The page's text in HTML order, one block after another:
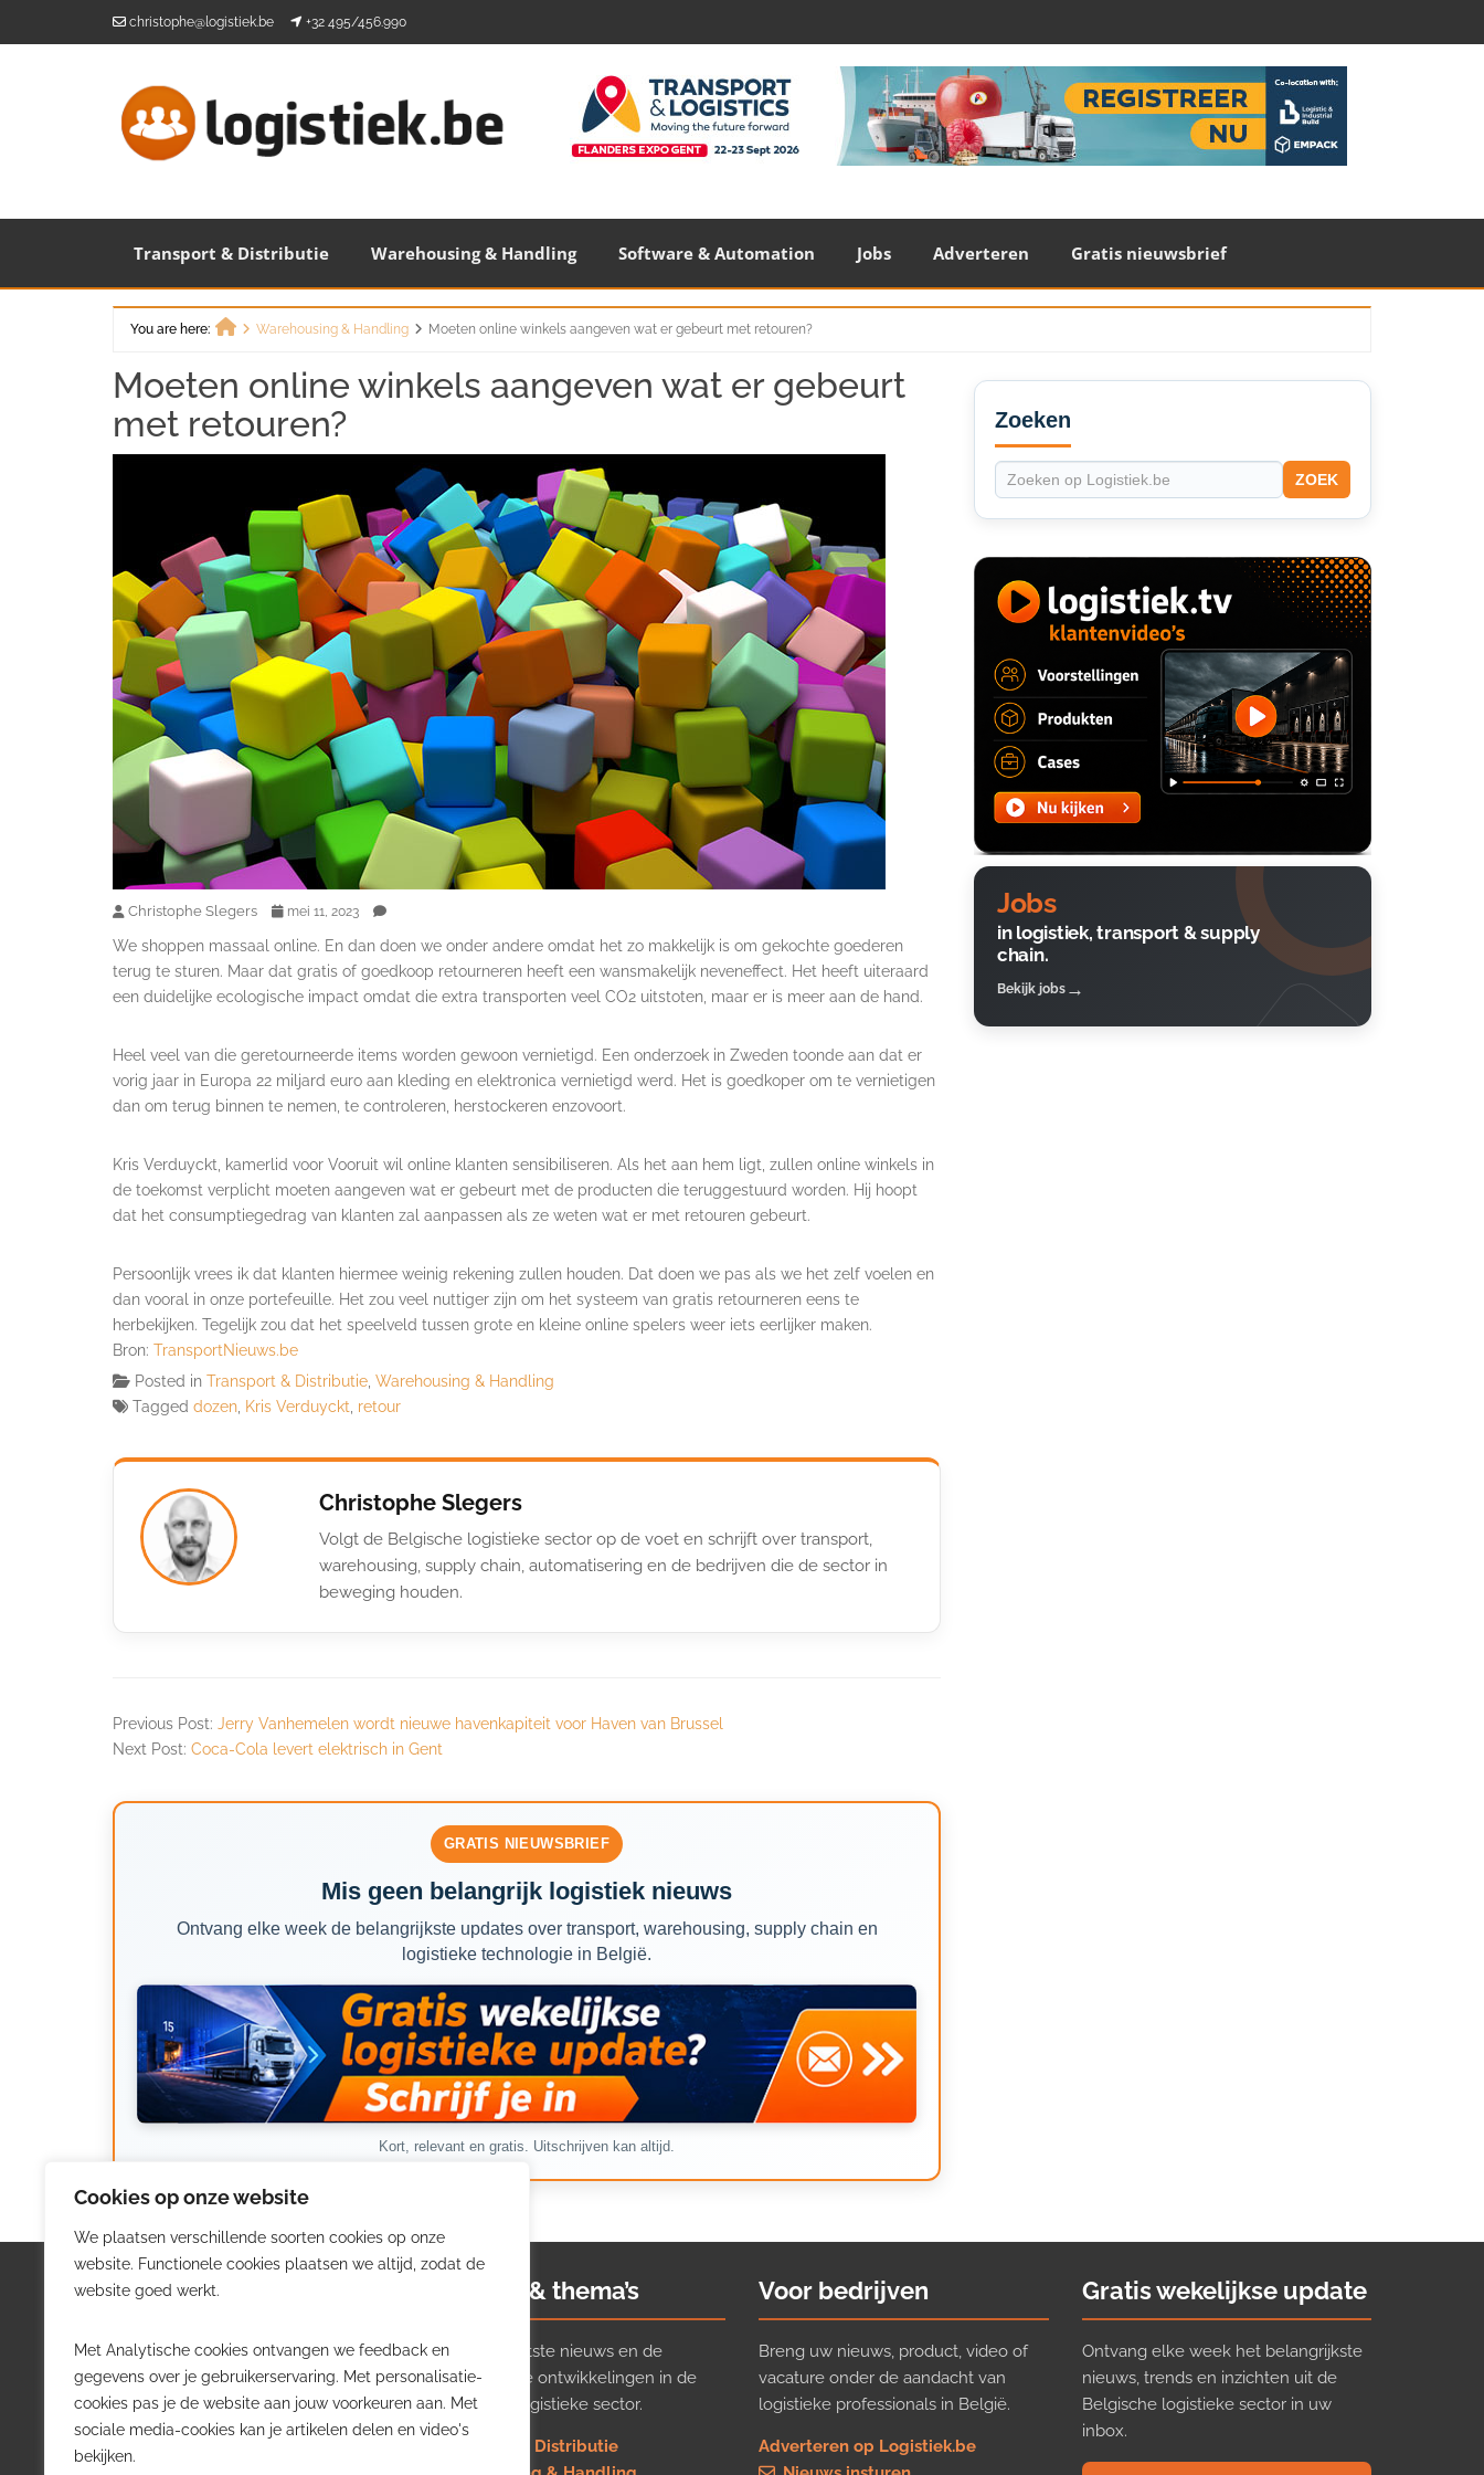
Cookies op onze website
We plaatsen verschillende soorten cookies op onze
website. Functionele cookies plaatsen we altijd, zodat de
website goed werkt.
Met Analytische cookies ontvangen we feedback en
gegevens over je gebruikerservaring. Met personalisatie-
cookies pas je de website aan jouw voorkeuren aan. Met
sociale media-cookies kan je artikelen delen en video's
bekijken.
christophe@logistiek.be +32 495/456.990
Transport & Distributie Warehousing & Handling Software & Automation Jobs Adverteren Gratis nieuwsbrief
You are here:
Warehousing & Handling Moeten online winkels aangeven wat er gebeurt met retouren?
Moeten online winkels aangeven wat er gebeurt
met retouren?
Christophe Slegers mei 11, 2023
We shoppen massaal online. En dan doen we onder andere omdat het zo makkelijk is om gekochte goederen
terug te sturen. Maar dat gratis of goedkoop retourneren heeft een wansmakelijk neveneffect. Het heeft uiteraard
een duidelijke ecologische impact omdat die extra transporten veel CO2 uitstoten, maar er is meer aan de hand.
Heel veel van die geretourneerde items worden gewoon vernietigd. Een onderzoek in Zweden toonde aan dat er
vorig jaar in Europa 22 miljard euro aan kleding en elektronica vernietigd werd. Het is goedkoper om te vernietigen
dan om terug binnen te nemen, te controleren, herstockeren enzovoort.
Kris Verduyckt, kamerlid voor Vooruit wil online klanten sensibiliseren. Als het aan hem ligt, zullen online winkels in
de toekomst verplicht moeten aangeven wat er gebeurt met de producten die teruggestuurd worden. Hij hoopt
dat het consumptiegedrag van klanten zal aanpassen als ze weten wat er met retouren gebeurt.
Persoonlijk vrees ik dat klanten hiermee weinig rekening zullen houden. Dat doen we pas als we het zelf voelen en
dan vooral in onze portefeuille. Het zou veel nuttiger zijn om het systeem van gratis retourneren eens te
herbekijken. Tegelijk zou dat het speelveld tussen grote en kleine online spelers weer iets eerlijker maken.
Bron: TransportNieuws.be
Posted in Transport & Distributie Warehousing & Handling
Tagged dozen Kris Verduyckt retour
Christophe Slegers
Volgt de Belgische logistieke sector op de voet en schrijft over transport,
warehousing, supply chain, automatisering en de bedrijven die de sector in
beweging houden.
Previous Post: Jerry Vanhemelen wordt nieuwe havenkapiteit voor Haven van Brussel
Next Post: Coca-Cola levert elektrisch in Gent
GRATIS NIEUWSBRIEF
Mis geen belangrijk logistiek nieuws
Ontvang elke week de belangrijkste updates over transport, warehousing, supply chain en
logistieke technologie in België.
Kort, relevant en gratis. Uitschrijven kan altijd.
Secondary
Sidebar
Zoeken
ZOEK
Jobs
in logistiek, transport & supply
chain.
Bekijk jobs
Logistiek.be
Logistiek.be brengt dagelijks nieuws,
trends en praktijkverhalen over
transport, warehousing, supply chain
en automatisering in België.
Nieuws & thema’s
Volg het laatste nieuws en de
belangrijkste ontwikkelingen in de
Belgische logistieke sector.
Transport & Distributie
Voor bedrijven
Breng uw nieuws, product, video of
vacature onder de aandacht van
logistieke professionals in België.
Adverteren op Logistiek.be
Gratis wekelijkse update
Ontvang elke week het belangrijkste
nieuws, trends en inzichten uit de
Belgische logistieke sector in uw
inbox.